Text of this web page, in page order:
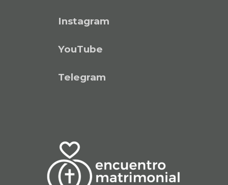
Instagram
YouTube
Telegram